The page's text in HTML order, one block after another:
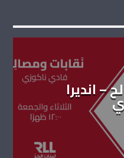
– انديرا